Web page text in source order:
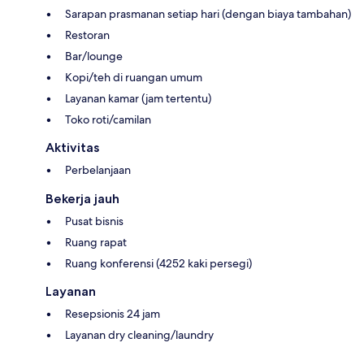
Sarapan prasmanan setiap hari (dengan biaya tambahan)
Restoran
Bar/lounge
Kopi/teh di ruangan umum
Layanan kamar (jam tertentu)
Toko roti/camilan
Aktivitas
Perbelanjaan
Bekerja jauh
Pusat bisnis
Ruang rapat
Ruang konferensi (4252 kaki persegi)
Layanan
Resepsionis 24 jam
Layanan dry cleaning/laundry